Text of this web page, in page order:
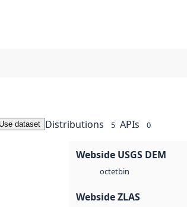
Use dataset Distributions 5 APIs 0
Webside USGS DEM
octetbin
Webside ZLAS